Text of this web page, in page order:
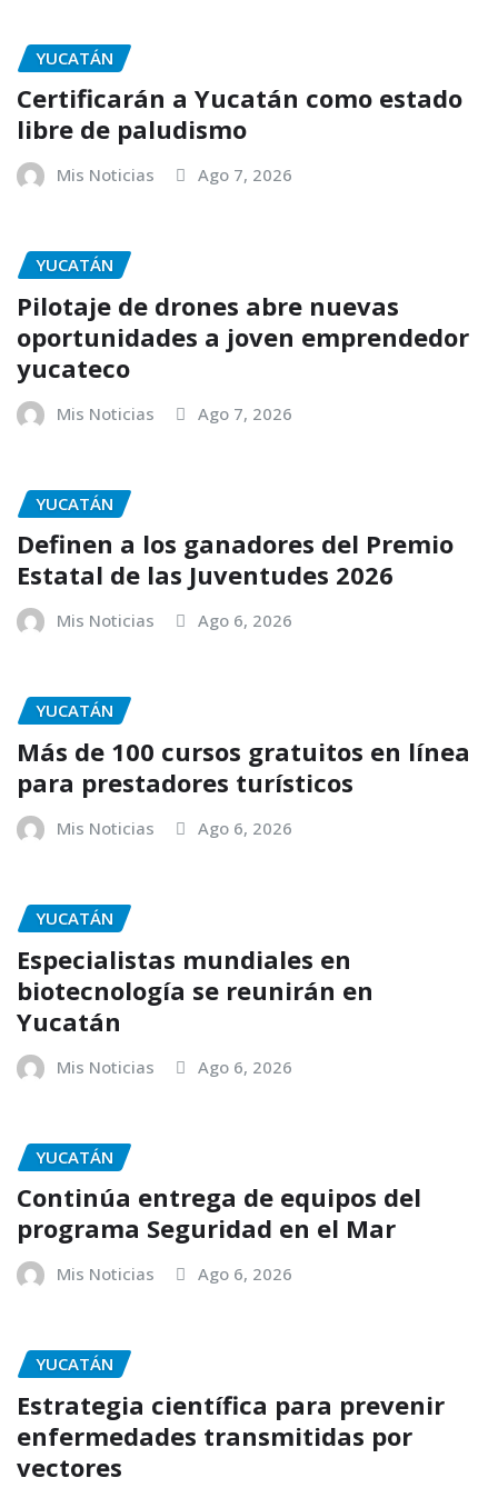
YUCATÁN
Certificarán a Yucatán como estado
libre de paludismo
Mis Noticias Ago 7, 2026
YUCATÁN
Pilotaje de drones abre nuevas
oportunidades a joven emprendedor
yucateco
Mis Noticias Ago 7, 2026
YUCATÁN
Definen a los ganadores del Premio
Estatal de las Juventudes 2026
Mis Noticias Ago 6, 2026
YUCATÁN
Más de 100 cursos gratuitos en línea
para prestadores turísticos
Mis Noticias Ago 6, 2026
YUCATÁN
Especialistas mundiales en
biotecnología se reunirán en
Yucatán
Mis Noticias Ago 6, 2026
YUCATÁN
Continúa entrega de equipos del
programa Seguridad en el Mar
Mis Noticias Ago 6, 2026
YUCATÁN
Estrategia científica para prevenir
enfermedades transmitidas por
vectores